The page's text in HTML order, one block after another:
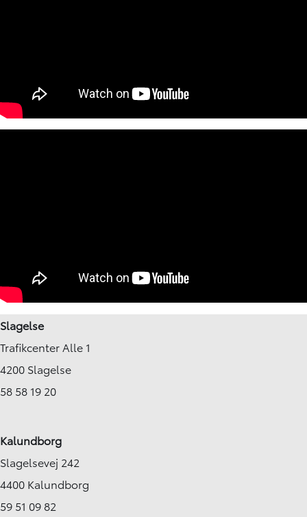
Slagelse
Trafikcenter Alle 1
4200 Slagelse
58 58 19 20
Kalundborg
Slagelsevej 242
4400 Kalundborg
59 51 09 82